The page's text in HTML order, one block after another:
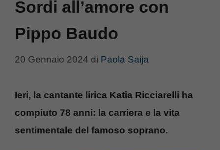
Sordi all’amore con
Pippo Baudo
20 Gennaio 2024 di Paola Saija
Ieri, la cantante lirica Katia Ricciarelli ha
compiuto 78 anni: la carriera e la vita
sentimentale del famoso soprano.